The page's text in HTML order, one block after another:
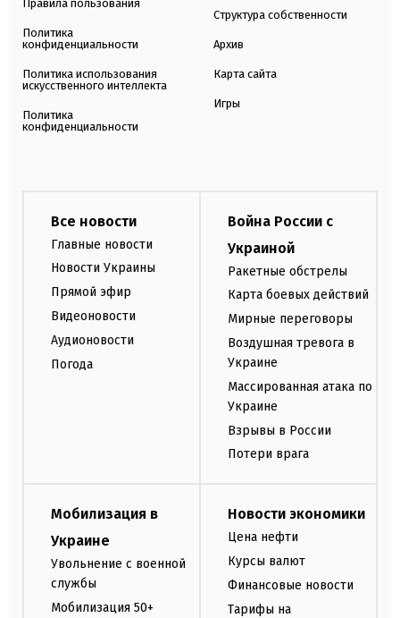
Правила пользования
Политика
конфиденциальности
Политика использования
искусственного интеллекта
Политика
конфиденциальности
Структура собственности
Архив
Карта сайта
Игры
Все новости
Главные новости
Новости Украины
Прямой эфир
Видеоновости
Аудионовости
Погода
Война России с
Украиной
Ракетные обстрелы
Карта боевых действий
Мирные переговоры
Воздушная тревога в
Украине
Массированная атака по
Украине
Взрывы в России
Потери врага
Мобилизация в
Украине
Увольнение с военной
службы
Мобилизация 50+
Новости экономики
Цена нефти
Курсы валют
Финансовые новости
Тарифы на